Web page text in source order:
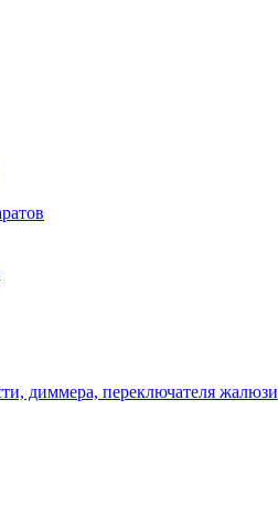
диммера, переключателя жалюзи